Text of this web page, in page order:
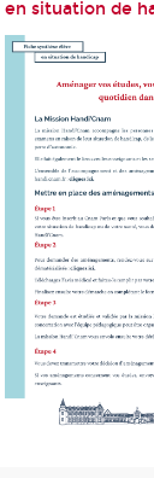
en situation de